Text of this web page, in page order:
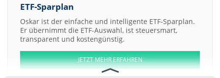
ETF-Sparplan
Oskar ist der einfache und intelligente ETF-Sparplan.
Er übernimmt die ETF-Auswahl, ist steuersmart,
transparent und kostengünstig.
JETZT MEHR ERFAHREN